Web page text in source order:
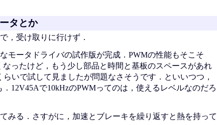
タとか
，受け取りに行けず．
モータドライバの試作版が完成．PWMの性能もそこそ
ったけど，もう少し部品と時間と基板のスペースがあれ
いで試して見ましたが問題なさそうです．といいつつ，
12V45Aで10kHzのPWMってのは，使えるレベルなのだろ
みる．さすがに，加速とブレーキを繰り返すと熱を持って